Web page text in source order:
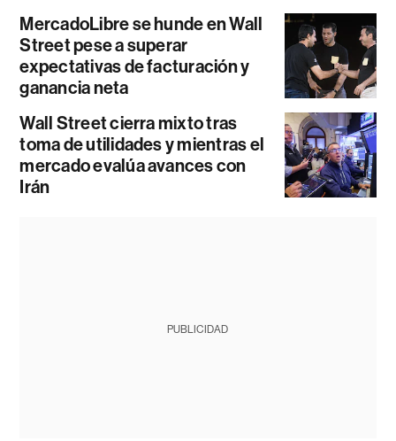
MercadoLibre se hunde en Wall
Street pese a superar
expectativas de facturación y
ganancia neta
Wall Street cierra mixto tras
toma de utilidades y mientras el
mercado evalúa avances con
Irán
PUBLICIDAD